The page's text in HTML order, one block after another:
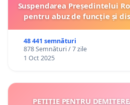
Suspendarea Președintelui
pentru abuz de funcție și
48 441 semnături
878 Semnături / 7 zile
1 Oct 2025
PETIȚIE PENTRU